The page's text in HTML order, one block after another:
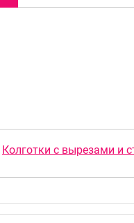
Колготки с вырезами и